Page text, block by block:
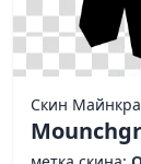
Скин